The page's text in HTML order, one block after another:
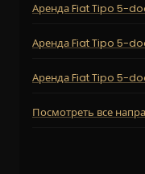
Аренда Fiat Tipo 5-
Аренда Fiat Tipo 5-
Аренда Fiat Tipo 5-
Посмотреть все